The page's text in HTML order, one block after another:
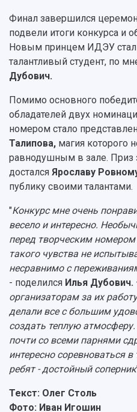
Финал завершился
подвели итоги конкурса и
Новым принцем ИДЭУ
талантливый студент, по
Дубович.
Помимо основного
обладателей двух
номером стало
Талипова, магия которого
равнодушным в зале. Приз
достался Ярославу
публику своими талантами.
"Конкурс мне очень
весело и интересно.
перед творческим
такого чувства не
несравнимо с
- поделился Илья Дубович.
организаторам за их
делали все с большим
создать теплую
почти со всеми парнями
интересно соревноваться
ребят - достойный соперник
Текст: Олег Столь
Фото: Иван Игошин